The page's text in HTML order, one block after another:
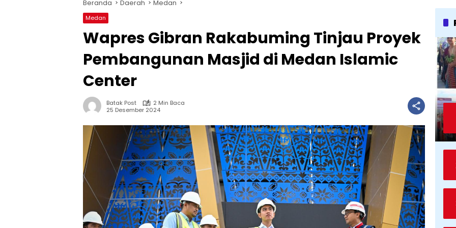
Beranda Daerah Medan
Medan
Wapres Gibran Rakabuming Tinjau Proyek
Pembangunan Masjid di Medan Islamic
Center
Batak Post
2 Min Baca
25 Desember 2024